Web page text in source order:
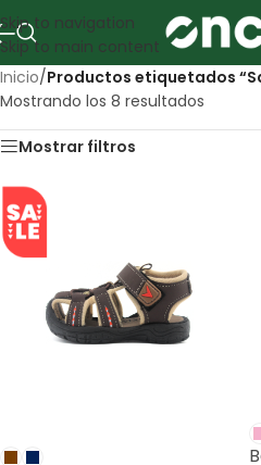
Skip to navigation
Skip to main content
Inicio/Productos etiquetados
Mostrando los 8 resultados
Mostrar filtros